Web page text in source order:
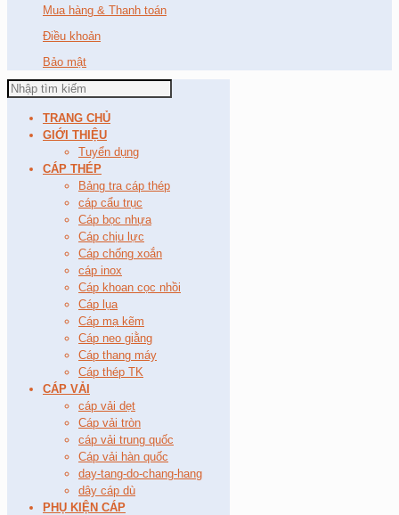
Mua hàng & Thanh toán
Điều khoản
Bảo mật
TRANG CHỦ
GIỚI THIỆU
Tuyển dụng
CÁP THÉP
Bảng tra cáp thép
cáp cẩu trục
Cáp bọc nhựa
Cáp chịu lực
Cáp chống xoắn
cáp inox
Cáp khoan cọc nhồi
Cáp lụa
Cáp mạ kẽm
Cáp neo giằng
Cáp thang máy
Cáp thép TK
CÁP VẢI
cáp vải dẹt
Cáp vải tròn
cáp vải trung quốc
Cáp vải hàn quốc
day-tang-do-chang-hang
dây cáp dù
PHỤ KIỆN CÁP